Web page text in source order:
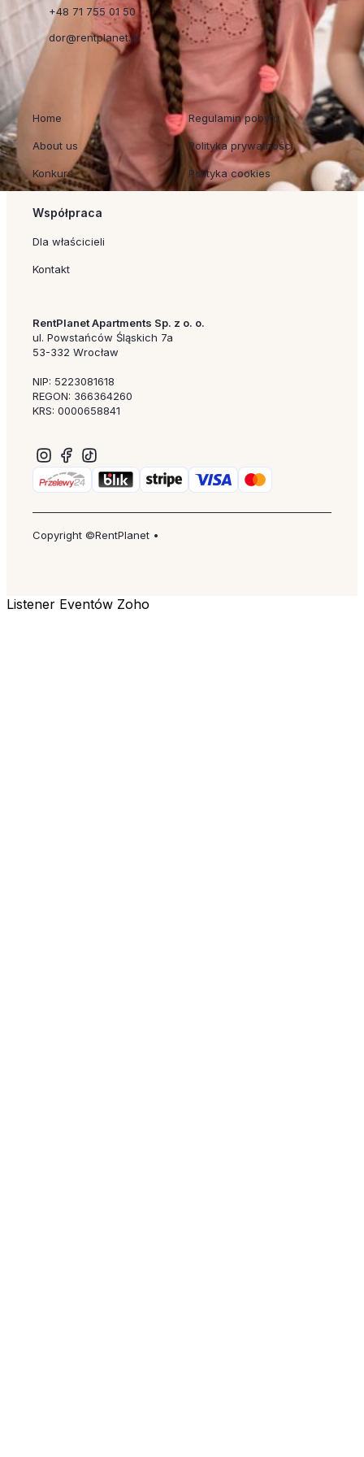
+48 71 755 01 50
dor@rentplanet.pl
Home
About us
Konkurs
Regulaminy
Regulamin pobytu
Polityka prywatności
Polityka cookies
Współpraca
Dla właścicieli
Kontakt
RentPlanet Apartments Sp. z o. o.
ul. Powstańców Śląskich 7a
53-332 Wrocław
NIP: 5223081618
REGON: 366364260
KRS: 0000658841
Copyright ©RentPlanet •
Listener Eventów Zoho